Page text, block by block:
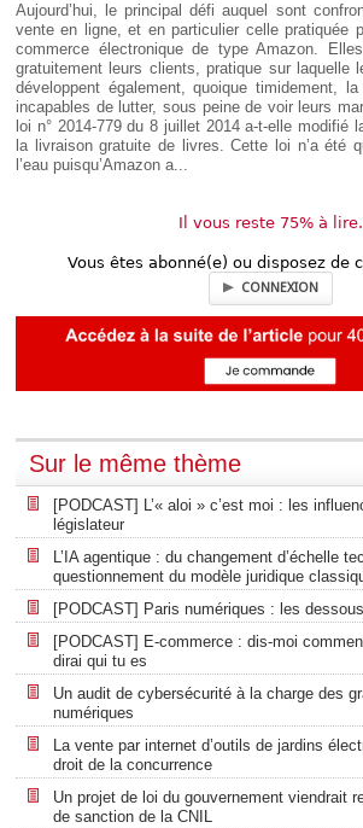
Aujourd’hui, le principal défi auquel sont
vente en ligne, et en particulier celle pratiquée
commerce électronique de type Amazon.
gratuitement leurs clients, pratique sur laquelle
développent également, quoique timidement,
incapables de lutter, sous peine de voir leurs
loi n° 2014-779 du 8 juillet 2014 a-t-elle modifié
la livraison gratuite de livres. Cette loi n’a été
l’eau puisqu’Amazon a...
Il vous reste 75% à lire.
Vous êtes abonné(e) ou disposez de
CONNEXION
Sur le même thème
[PODCAST] L’« aloi » c’est moi : les
législateur
L’IA agentique : du changement d’échelle
questionnement du modèle juridique
[PODCAST] Paris numériques : les
[PODCAST] E-commerce : dis-moi
dirai qui tu es
Un audit de cybersécurité à la charge des
numériques
La vente par internet d’outils de jardins
droit de la concurrence
Un projet de loi du gouvernement viendrait
de sanction de la CNIL